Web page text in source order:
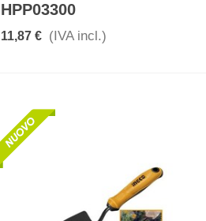
HPP03300
11,87 € (IVA incl.)